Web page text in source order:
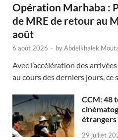
Opération Marhaba :
de MRE de retour au
août
6 août 2026 - byAbdelkhalek
Avec l’accélération des
au cours des derniers jours, ce
CCM: 48
étrangers
29 juillet